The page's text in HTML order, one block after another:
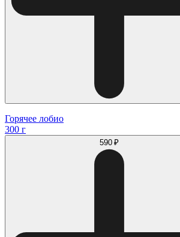
Горячее лобио
300 г
590 ₽